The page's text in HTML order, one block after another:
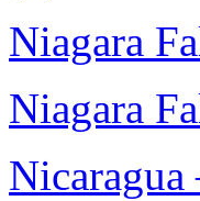
Niagara
Niagara